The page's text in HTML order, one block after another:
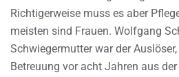
Richtigerweise muss es aber
meisten sind Frauen. Wolfgang
Schwiegermutter war der
Betreuung vor acht Jahren aus